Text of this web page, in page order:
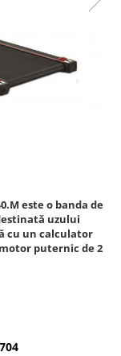
este o banda de
uzului
cu un calculator
puternic de 2